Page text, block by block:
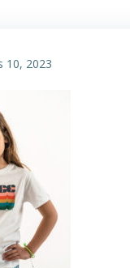
10, 2023